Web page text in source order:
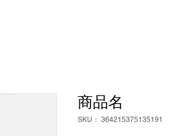
商品名
SKU： 364215375135191